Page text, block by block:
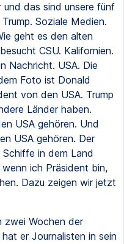
und das sind unsere fünf
Soziale Medien.
geht es den alten
CSU. Kalifornien.
Nachricht. USA. Die
Foto ist Donald
von den USA. Trump
Länder haben.
USA gehören. Und
USA gehören. Der
in dem Land
ich Präsident bin,
Dazu zeigen wir jetzt
zwei Wochen der
er Journalisten in sein